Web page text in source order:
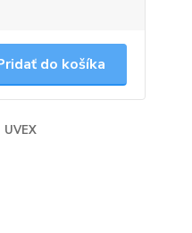
do košíka
UVEX